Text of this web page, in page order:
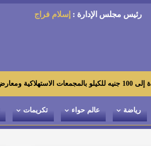
رئيس مجلس الإدارة : إسلام فراج
رياضة عالم حواء تكريمات